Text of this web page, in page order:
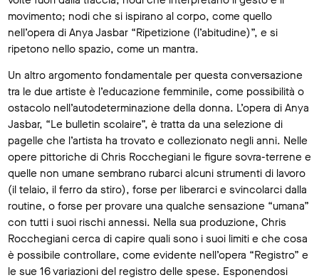
movimento; nodi che si ispirano al corpo, come quello
nell’opera di Anya Jasbar “Ripetizione (l’abitudine)”, e si
ripetono nello spazio, come un mantra.
Un altro argomento fondamentale per questa conversazione
tra le due artiste è l’educazione femminile, come possibilità o
ostacolo nell’autodeterminazione della donna. L’opera di Anya
Jasbar, “Le bulletin scolaire”, è tratta da una selezione di
pagelle che l’artista ha trovato e collezionato negli anni. Nelle
opere pittoriche di Chris Rocchegiani le figure sovra-terrene e
quelle non umane sembrano rubarci alcuni strumenti di lavoro
(il telaio, il ferro da stiro), forse per liberarci e svincolarci dalla
routine, o forse per provare una qualche sensazione “umana”
con tutti i suoi rischi annessi. Nella sua produzione, Chris
Rocchegiani cerca di capire quali sono i suoi limiti e che cosa
è possibile controllare, come evidente nell’opera “Registro” e
le sue 16 variazioni del registro delle spese. Esponendosi